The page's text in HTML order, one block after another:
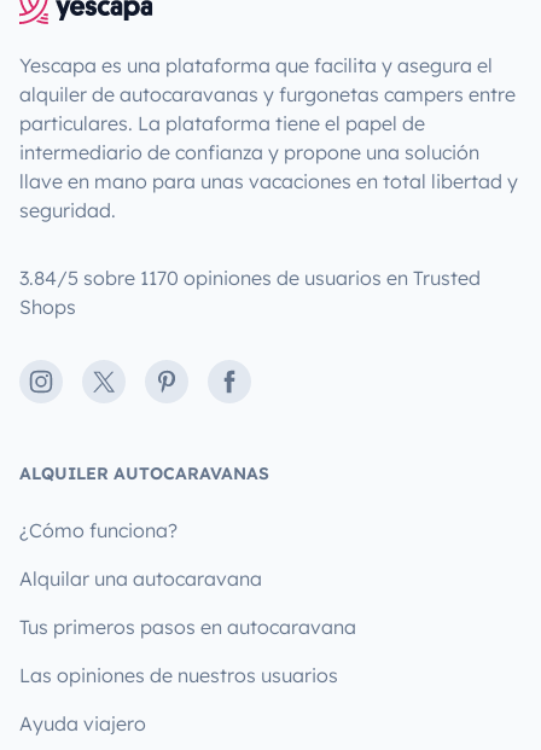
Yescapa es una plataforma que facilita y asegura el
alquiler de autocaravanas y furgonetas campers entre
particulares. La plataforma tiene el papel de
intermediario de confianza y propone una solución
llave en mano para unas vacaciones en total libertad y
seguridad.
3.84/5 sobre 1170 opiniones de usuarios en Trusted
Shops
Instagram
X PinterestFacebook
ALQUILER AUTOCARAVANAS
¿Cómo funciona?
Alquilar una autocaravana
Tus primeros pasos en autocaravana
Las opiniones de nuestros usuarios
Ayuda viajero